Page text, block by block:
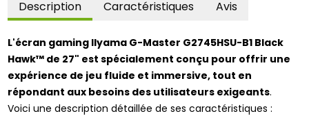
Description Caractéristiques Avis
L'écran gaming IIyama G-Master G2745HSU-B1 Black
Hawk™ de 27" est spécialement conçu pour offrir une
expérience de jeu fluide et immersive, tout en
répondant aux besoins des utilisateurs exigeants.
Voici une description détaillée de ses caractéristiques :